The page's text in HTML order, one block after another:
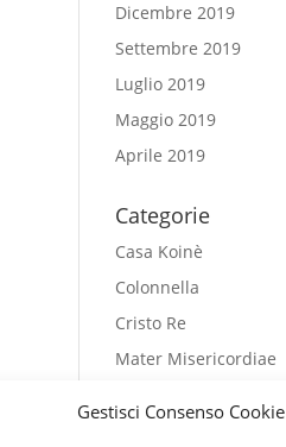
Gestisci Consenso Cookie
Dicembre 2019
Settembre 2019
Luglio 2019
Maggio 2019
Aprile 2019
Categorie
Casa Koinè
Colonnella
Cristo Re
Mater Misericordiae